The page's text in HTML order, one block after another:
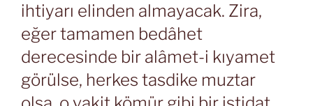
ihtiyarı elinden almayacak. Zira,
eğer tamamen bedâhet
derecesinde bir alâmet-i kıyamet
görülse, herkes tasdike muztar